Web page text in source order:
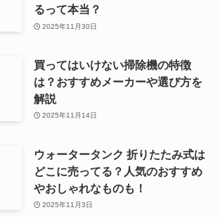
るって本当？
2025年11月30日
買ってはいけない掃除機の特徴
は？おすすめメーカーや選び方を
解説
2025年11月14日
ウォータータンク 折りたたみ式は
どこに売ってる？人気のおすすめ
やおしゃれなものも！
2025年11月3日